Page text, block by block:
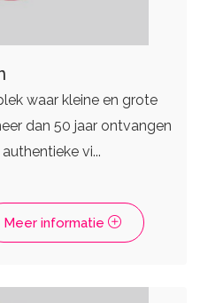
waar kleine en grote
dan 50 jaar ontvangen
vi...
Meer informatie